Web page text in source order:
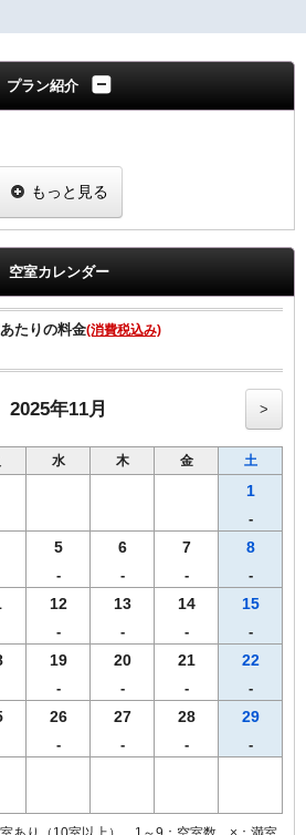
プラン紹介
キング形式）
9：30までにご入店ください）
は含まれておりません。
トで朝食券をお求めください。
のインターネット環境無料
（有料）
もっと見る
空室カレンダー
たりの料金(消費税込み)
2025年11月 >
水 木 金 土
1
-
5
-
6
-
7
-
8
-
12
-
13
-
14
-
15
-
19
-
20
-
21
-
22
-
26
-
27
-
28
-
29
-